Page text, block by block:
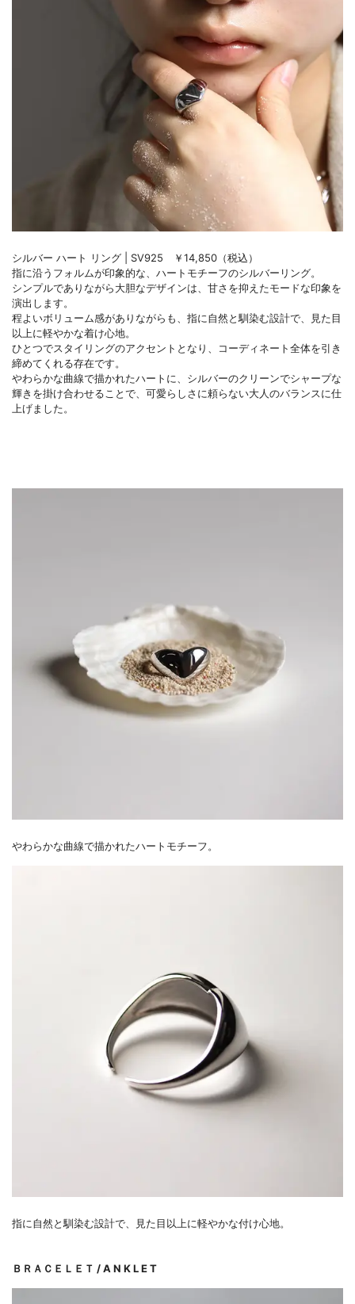
シルバー ハート リング | SV925 ￥14,850（税込）
指に沿うフォルムが印象的な、ハートモチーフのシルバーリング。
シンプルでありながら大胆なデザインは、甘さを抑えたモードな印象を
演出します。
程よいボリューム感がありながらも、指に自然と馴染む設計で、見た目
以上に軽やかな着け心地。
ひとつでスタイリングのアクセントとなり、コーディネート全体を引き
締めてくれる存在です。
やわらかな曲線で描かれたハートに、シルバーのクリーンでシャープな
輝きを掛け合わせることで、可愛らしさに頼らない大人のバランスに仕
上げました。
やわらかな曲線で描かれたハートモチーフ。
指に自然と馴染む設計で、見た目以上に軽やかな付け心地。
ＢＲＡＣＥＬＥＴ / A N K L E T